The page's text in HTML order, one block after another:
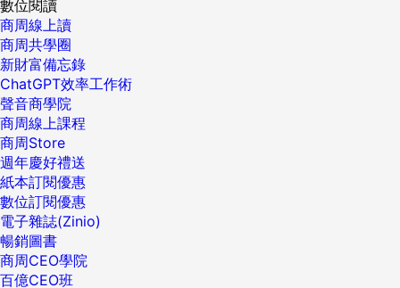
數位閱讀
商周線上讀
商周共學圈
新財富備忘錄
ChatGPT效率工作術
聲音商學院
商周線上課程
商周Store
週年慶好禮送
紙本訂閱優惠
數位訂閱優惠
電子雜誌(Zinio)
暢銷圖書
商周CEO學院
百億CEO班